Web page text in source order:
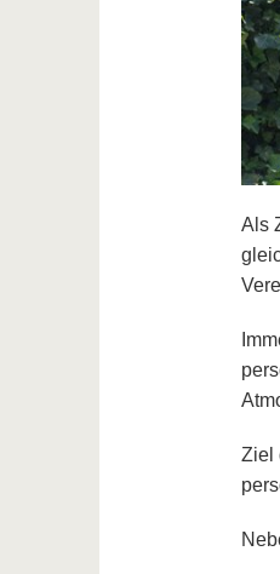
Als
Ziel